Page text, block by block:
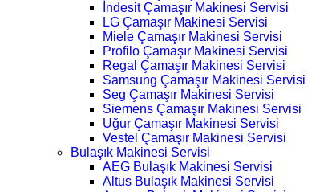
İndesit Çamaşır Makinesi Servisi
LG Çamaşır Makinesi Servisi
Miele Çamaşır Makinesi Servisi
Profilo Çamaşır Makinesi Servisi
Regal Çamaşır Makinesi Servisi
Samsung Çamaşır Makinesi Servisi
Seg Çamaşır Makinesi Servisi
Siemens Çamaşır Makinesi Servisi
Uğur Çamaşır Makinesi Servisi
Vestel Çamaşır Makinesi Servisi
Bulaşık Makinesi Servisi
AEG Bulaşık Makinesi Servisi
Altus Bulaşık Makinesi Servisi